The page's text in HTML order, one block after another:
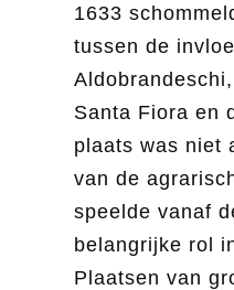
1633
tussen de
Santa Fiora en
plaats was niet
van de
speelde vanaf
belangrijke rol
Plaatsen van